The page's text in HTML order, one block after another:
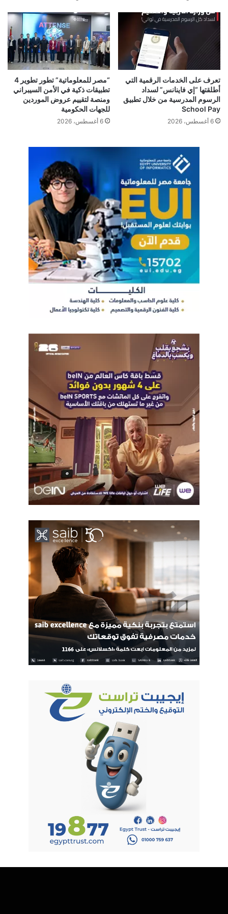
Orange Cyberdefense الامن السيبراني
اورنج
تعرف على الخدمات الرقمية التي
أطلقتها “إي فاينانس” لسداد
الرسوم المدرسية من خلال تطبيق
School Pay
6 أغسطس، 2026
“مصر للمعلوماتية” تطور تطوير 4
تطبيقات ذكية في الأمن السيبراني
ومنصة لتقييم عروض الموردين
للجهات الحكومية
6 أغسطس، 2026